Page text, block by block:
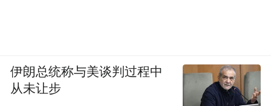
伊朗总统称与美谈判过程中
从未让步